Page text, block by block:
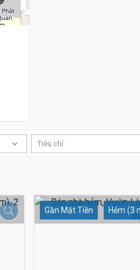
Tiêu chí
Gần Mặt Tiền Hẻm (3